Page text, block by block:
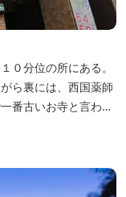
０分位の所にある。
ら裏には、西国薬師
番古いお寺と言われ